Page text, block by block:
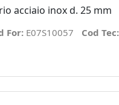
acciaio inox d. 25 mm
For: E07S10057 Cod Tec: